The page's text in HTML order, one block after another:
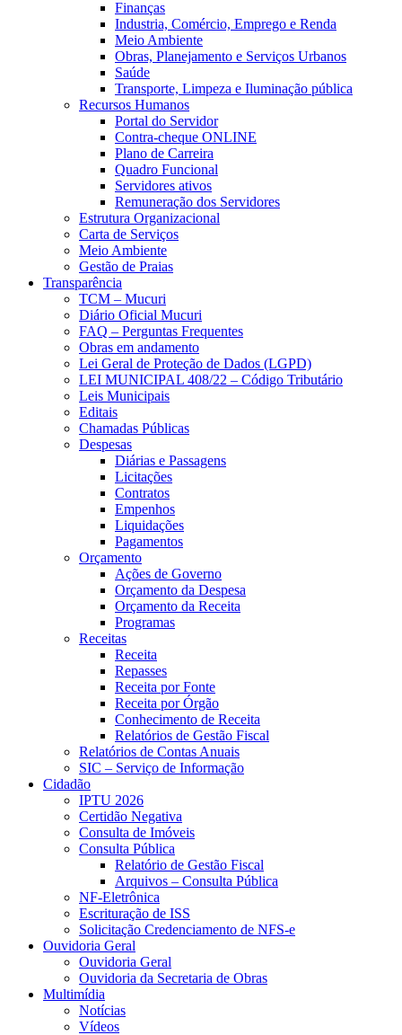
Finanças
Industria, Comércio, Emprego e Renda
Meio Ambiente
Obras, Planejamento e Serviços Urbanos
Saúde
Transporte, Limpeza e Iluminação pública
Recursos Humanos
Portal do Servidor
Contra-cheque ONLINE
Plano de Carreira
Quadro Funcional
Servidores ativos
Remuneração dos Servidores
Estrutura Organizacional
Carta de Serviços
Meio Ambiente
Gestão de Praias
Transparência
TCM – Mucuri
Diário Oficial Mucuri
FAQ – Perguntas Frequentes
Obras em andamento
Lei Geral de Proteção de Dados (LGPD)
LEI MUNICIPAL 408/22 – Código Tributário
Leis Municipais
Editais
Chamadas Públicas
Despesas
Diárias e Passagens
Licitações
Contratos
Empenhos
Liquidações
Pagamentos
Orçamento
Ações de Governo
Orçamento da Despesa
Orçamento da Receita
Programas
Receitas
Receita
Repasses
Receita por Fonte
Receita por Órgão
Conhecimento de Receita
Relatórios de Gestão Fiscal
Relatórios de Contas Anuais
SIC – Serviço de Informação
Cidadão
IPTU 2026
Certidão Negativa
Consulta de Imóveis
Consulta Pública
Relatório de Gestão Fiscal
Arquivos – Consulta Pública
NF-Eletrônica
Escrituração de ISS
Solicitação Credenciamento de NFS-e
Ouvidoria Geral
Ouvidoria Geral
Ouvidoria da Secretaria de Obras
Multimídia
Notícias
Vídeos